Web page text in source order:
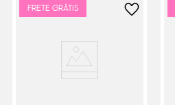
FRETE GRÁTIS